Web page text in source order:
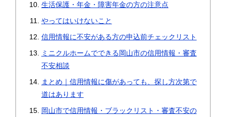
生活保護・年金・障害年金の方の注意点
やってはいけないこと
信用情報に不安がある方の申込前チェックリスト
ミニクルホームでできる岡山市の信用情報・審査
不安相談
まとめ｜信用情報に傷があっても、探し方次第で
道はあります
岡山市で信用情報・ブラックリスト・審査不安の